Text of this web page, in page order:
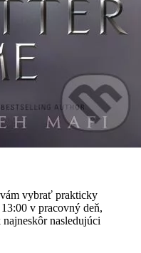
vybrať prakticky
v pracovný deň,
nasledujúci